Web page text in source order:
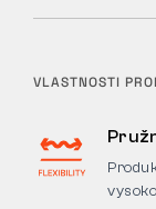
VLASTNOSTI